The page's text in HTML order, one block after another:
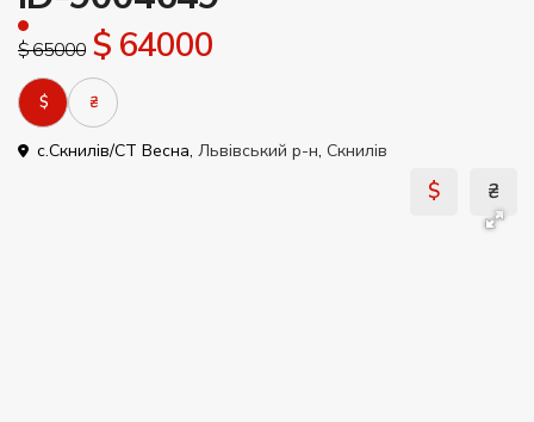
$ 65000 $ 64000
$ ₴
c.Скнилів/СТ Весна, Львівський р-н, Скнилів
$ ₴